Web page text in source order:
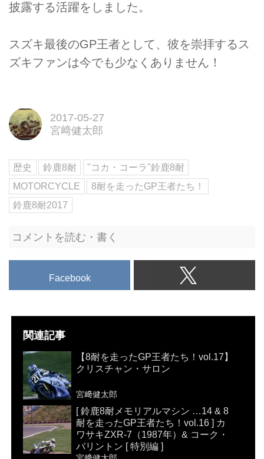
披露する活躍をしました。
スズキ最後のGP王者として、彼を崇拝するス
ズキファンは今でも少なくありません！
2017-05-27
宮﨑健太郎
歴史 鈴鹿8耐
"コカ・コーラ"鈴鹿8耐
MOTORCYCLE
8耐を走ったGP王者たち！
鈴鹿8耐2017
コメントを読む・書く
Facebook
関連記事
【8耐を走ったGP王者たち！vol.17】
クリスチャン・サロン
宮﨑健太郎
[ 鈴鹿8耐メモリアルマシン …14 & 8
耐を走ったGP王者たち！vol.16 ] カ
ワサキZXR-7（1987年）& コーク・
バリントン [ 特別編 ]